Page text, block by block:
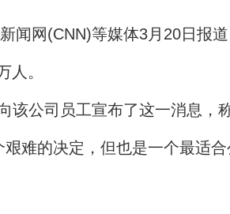
网(CNN)等媒体3月20日报道
人。
公司员工宣布了这一消息，
难的决定，但也是一个最适